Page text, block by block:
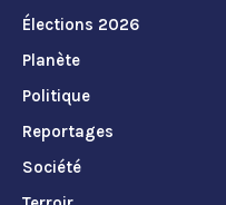
Élections 2026
Planète
Politique
Reportages
Société